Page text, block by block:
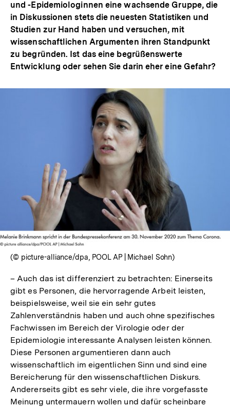
und -Epidemiologinnen eine wachsende Gruppe, die
in Diskussionen stets die neuesten Statistiken und
Studien zur Hand haben und versuchen, mit
wissenschaftlichen Argumenten ihren Standpunkt
zu begründen. Ist das eine begrüßenswerte
Entwicklung oder sehen Sie darin eher eine Gefahr?
In
Lightbox
öffnen
(© picture-alliance/dpa, POOL AP | Michael Sohn)
– Auch das ist differenziert zu betrachten: Einerseits
gibt es Personen, die hervorragende Arbeit leisten,
beispielsweise, weil sie ein sehr gutes
Zahlenverständnis haben und auch ohne spezifisches
Fachwissen im Bereich der Virologie oder der
Epidemiologie interessante Analysen leisten können.
Diese Personen argumentieren dann auch
wissenschaftlich im eigentlichen Sinn und sind eine
Bereicherung für den wissenschaftlichen Diskurs.
Andererseits gibt es sehr viele, die ihre vorgefasste
Meinung untermauern wollen und dafür scheinbare